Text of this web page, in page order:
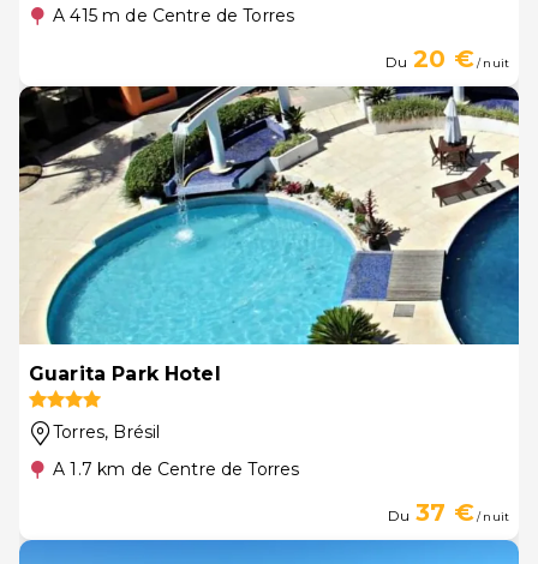
A 415 m de Centre de Torres
Du 20 €/ nuit
Guarita Park Hotel
Torres, Brésil
A 1.7 km de Centre de Torres
Du 37 €/ nuit